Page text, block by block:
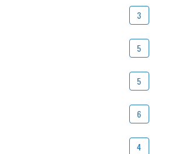
3
5
5
6
4